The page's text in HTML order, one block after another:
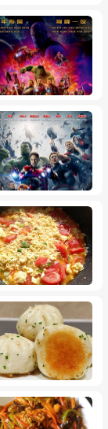
and newer
到详细的理
behoove
应受到礼遇.
quote